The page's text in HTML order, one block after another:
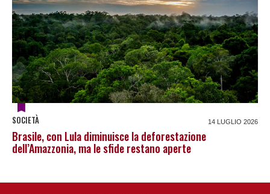
SOCIETÀ 14 LUGLIO 2026
Brasile, con Lula diminuisce la deforestazione
dell’Amazzonia, ma le sfide restano aperte